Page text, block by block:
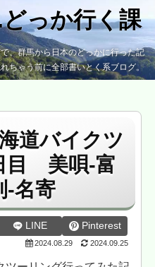
っか行く課
、群馬から日本のどっかに行った記
ちゃう前に全部書いとく系ブログ。
道バイクツ
目 美唄-富
-名寄
LINE Pinterest
2024.08.29 2024.09.25